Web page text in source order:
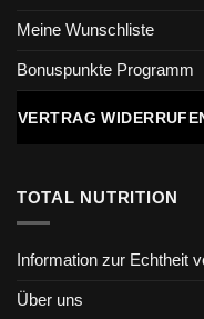
Meine Wunschliste
Bonuspunkte Programm
VERTRAG
TOTAL NUTRITION
Information zur Echtheit
Über uns